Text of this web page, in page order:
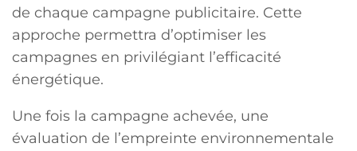
de chaque campagne publicitaire. Cette
approche permettra d’optimiser les
campagnes en privilégiant l’efficacité
énergétique.
Une fois la campagne achevée, une
évaluation de l’empreinte environnementale